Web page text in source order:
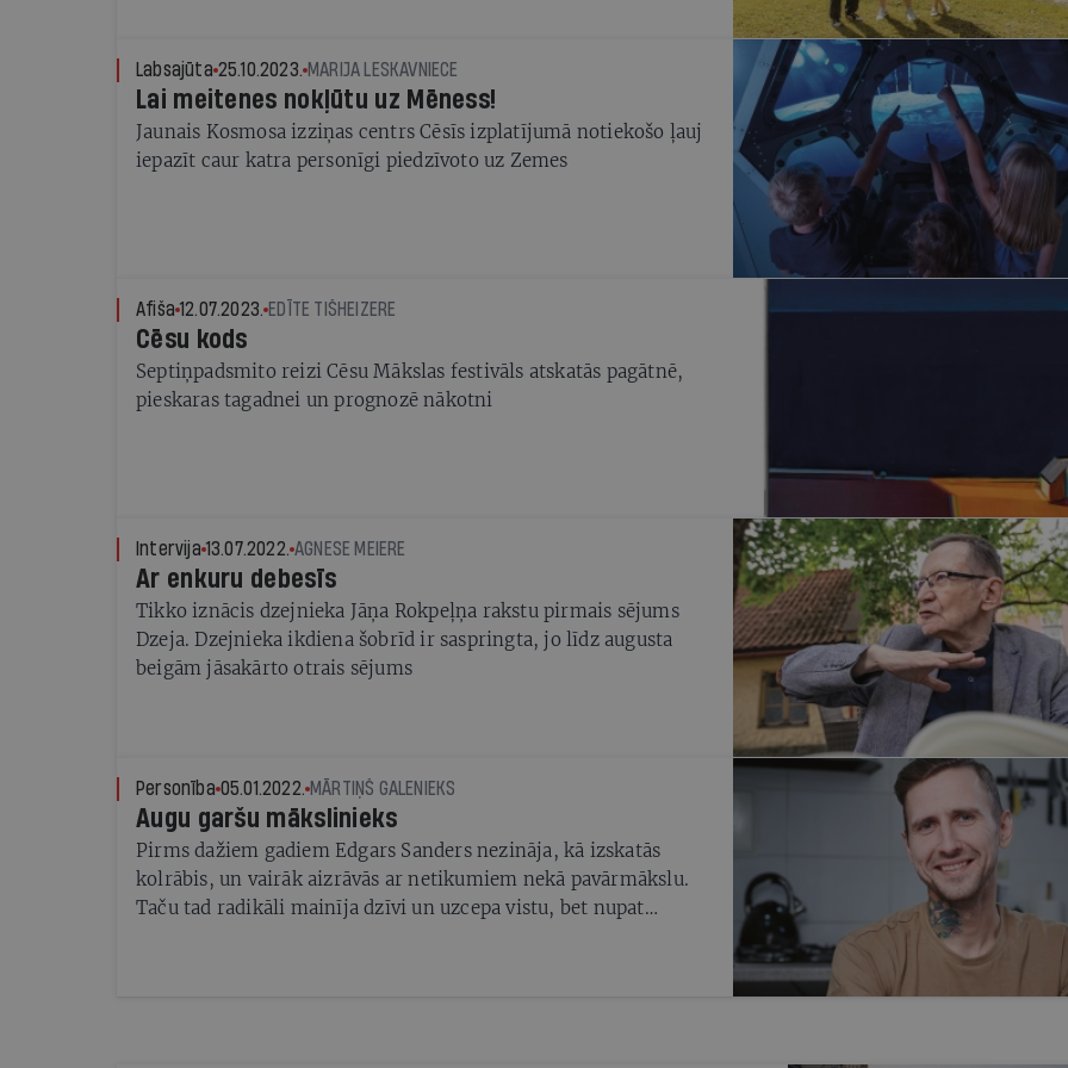
Labsajūta 25.10.2023. MARIJA LESKAVNIECE
Lai meitenes nokļūtu uz Mēness!
Jaunais Kosmosa izziņas centrs Cēsīs izplatījumā notiekošo ļauj
iepazīt caur katra personīgi piedzīvoto uz Zemes
Afiša 12.07.2023. EDĪTE TIŠHEIZERE
Cēsu kods
Septiņpadsmito reizi Cēsu Mākslas festivāls atskatās pagātnē,
pieskaras tagadnei un prognozē nākotni
Intervija 13.07.2022. AGNESE MEIERE
Ar enkuru debesīs
Tikko iznācis dzejnieka Jāņa Rokpeļņa rakstu pirmais sējums
Dzeja. Dzejnieka ikdiena šobrīd ir saspringta, jo līdz augusta
beigām jāsakārto otrais sējums
Personība 05.01.2022. MĀRTIŅŠ GALENIEKS
Augu garšu mākslinieks
Pirms dažiem gadiem Edgars Sanders nezināja, kā izskatās
kolrābis, un vairāk aizrāvās ar netikumiem nekā pavārmākslu.
Taču tad radikāli mainīja dzīvi un uzcepa vistu, bet nupat